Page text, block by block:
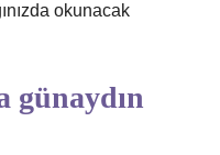
okunacak
günaydın